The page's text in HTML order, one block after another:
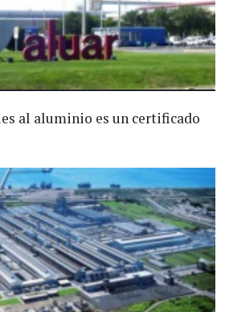
al aluminio es un certificado